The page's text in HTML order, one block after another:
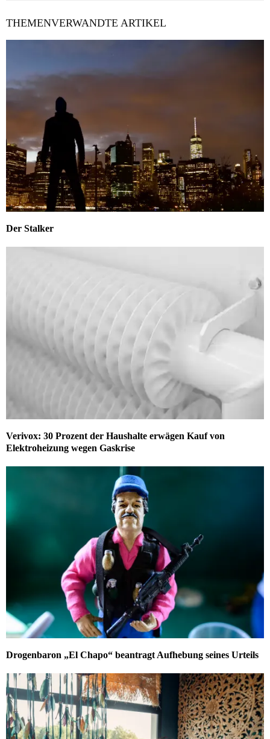
THEMENVERWANDTE ARTIKEL
Der Stalker
Verivox: 30 Prozent der Haushalte erwägen Kauf von
Elektroheizung wegen Gaskrise
Drogenbaron „El Chapo“ beantragt Aufhebung seines Urteils